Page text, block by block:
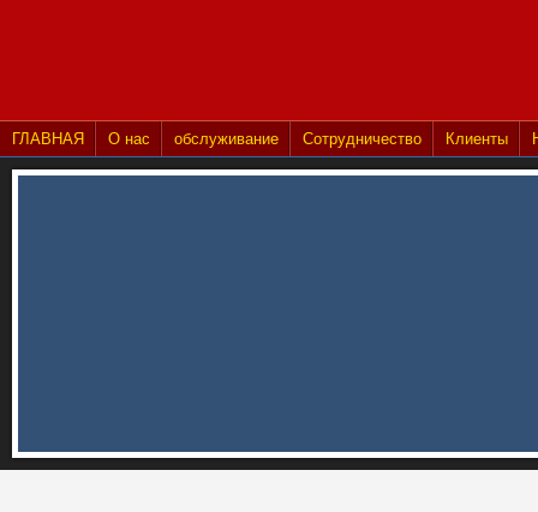
ГЛАВНАЯ О нас обслуживание Сотрудничество Клиенты